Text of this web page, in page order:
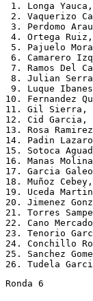
1. Longa
2. Vaquerizo
3. Perdomo
4. Ortega
5. Pajuelo
6. Camarero
7. Ramos Del
8. Julian
9. Luque
10.
11. Gil
12. Cid
13. Rosa
14. Padin
15. Sotoca
16. Manas
17. Garcia
18. Muñoz
19. Uceda
20. Jimenez
21. Torres
22. Cano
23. Tenorio
24. Conchillo
25. Sanchez
Ronda 6